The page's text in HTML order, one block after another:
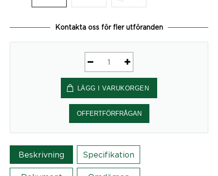
Kontakta oss för fler utföranden
Limbus
Soft
40
1400
x
500
mängd
LÄGG I VARUKORGEN
OFFERTFÖRFRÅGAN
Beskrivning Specifikation